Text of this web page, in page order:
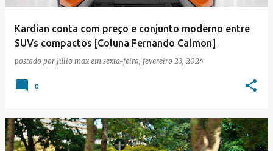
Kardian conta com preço e conjunto moderno entre
SUVs compactos [Coluna Fernando Calmon]
postado por júlio max em sexta-feira, fevereiro 23, 2024
0